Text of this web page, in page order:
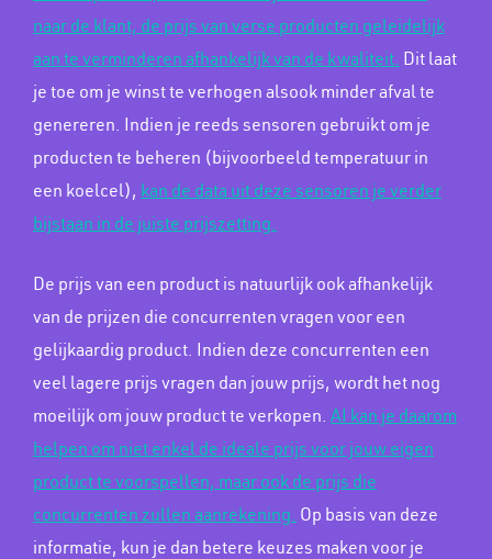
naar de klant, de prijs van verse producten geleidelijk
aan te verminderen afhankelijk van de kwaliteit. Dit laat
je toe om je winst te verhogen alsook minder afval te
genereren. Indien je reeds sensoren gebruikt om je
producten te beheren (bijvoorbeeld temperatuur in
een koelcel), kan de data uit deze sensoren je verder
bijstaan in de juiste prijszetting.
De prijs van een product is natuurlijk ook afhankelijk
van de prijzen die concurrenten vragen voor een
gelijkaardig product. Indien deze concurrenten een
veel lagere prijs vragen dan jouw prijs, wordt het nog
moeilijk om jouw product te verkopen. AI kan je daarom
helpen om niet enkel de ideale prijs voor jouw eigen
product te voorspellen, maar ook de prijs die
concurrenten zullen aanrekening. Op basis van deze
informatie, kun je dan betere keuzes maken voor je